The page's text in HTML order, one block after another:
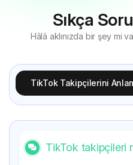
Sıkça
Hâlâ aklınızda bir şey mi
TikTok Takipçilerini
TikTok takipçileri